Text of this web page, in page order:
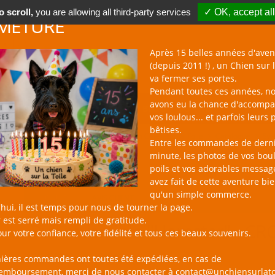
Après 15 belles années
(depuis 2011 !) , un Chien sur
va fermer ses portes.
Pendant toutes ces années,
avons eu la chance
vos loulous... et parfois leurs
bêtises.
Entre les commandes de
minute, les photos de vos
poils et vos adorables
avez fait de cette aventure
qu'un simple commerce.
il est temps pour nous de tourner la page.
est serré mais rempli de gratitude.
votre confiance, votre fidélité et tous ces beaux souvenirs.
commandes ont toutes été expédiées, en cas de
merci de nous contacter à
NAC NOUVEAUTÉS BLOG CONTACT
un Chien sur la Toile
Pull réversible "Hamster" -
39,90 € - 44,90 €
scroll,you are allowing all third-party services ✓ OK, accept all